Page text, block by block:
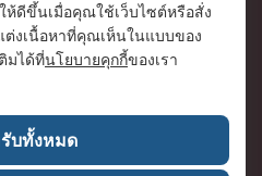
ข่าวประชาสัมพันธ์ / Press
Centre
วิธีการชำระเงิน /
อาชีพที่ RS / Careers
ดีขึ้นเมื่อคุณใช้เว็บไซต์หรือสั่ง
ต่งเนื้อหาที่คุณเห็นในแบบของ
มได้ที่นโยบายคุกกี้ของเรา
บทั้งหมด